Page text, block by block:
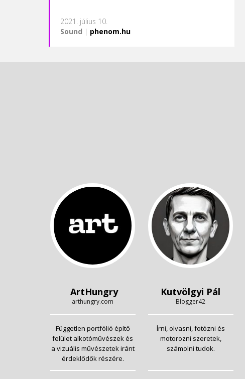
2021. július 10.
Sound | phenom.hu
ArtHungry
arthungry.com
Független portfólió építő
felület alkotóművészek és
a vizuális művészetek iránt
érdeklődők részére.
Kutvölgyi Pál
Blogger42
Írni, olvasni, fotózni és
motorozni szeretek,
számolni tudok.